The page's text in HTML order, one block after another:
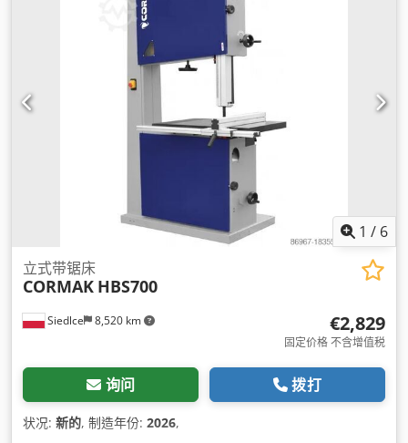
1 / 6
Siedlce 8,520 km
立式带锯床
CORMAK HBS700
€2,829
固定价格 不含增值税
询问 拨打
状况: 新的, 制造年份: 2026,